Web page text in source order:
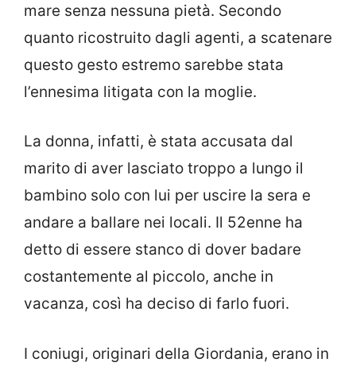
mare senza nessuna pietà. Secondo
quanto ricostruito dagli agenti, a scatenare
questo gesto estremo sarebbe stata
l’ennesima litigata con la moglie.
La donna, infatti, è stata accusata dal
marito di aver lasciato troppo a lungo il
bambino solo con lui per uscire la sera e
andare a ballare nei locali. Il 52enne ha
detto di essere stanco di dover badare
costantemente al piccolo, anche in
vacanza, così ha deciso di farlo fuori.
I coniugi, originari della Giordania, erano in